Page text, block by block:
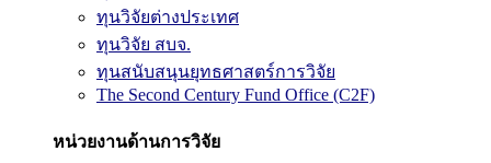
ทุนวิจัยต่างประเทศ
ทุนวิจัย สบจ.
ทุนสนับสนุนยุทธศาสตร์การวิจัย
The Second Century Fund Office (C2F)
หน่วยงานด้านการวิจัย